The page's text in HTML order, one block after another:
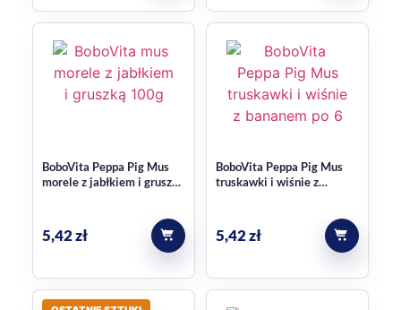
BoboVita Peppa Pig Mus
morele z jabłkiem i gruszką
5,42zł
BoboVita Peppa Pig Mus
truskawki i wiśnie z
5,42zł